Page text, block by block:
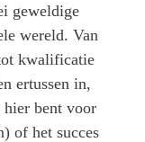
geweldige
wereld. Van
kwalificatie
ertussen in,
bent voor
of het succes